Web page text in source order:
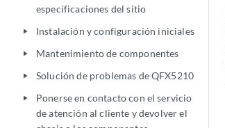
especificaciones del sitio
play_arrow Instalación y configuración iniciales
play_arrow Mantenimiento de componentes
play_arrow Solución de problemas de QFX5210
play_arrow
Ponerse en contacto con el servicio
de atención al cliente y devolver el